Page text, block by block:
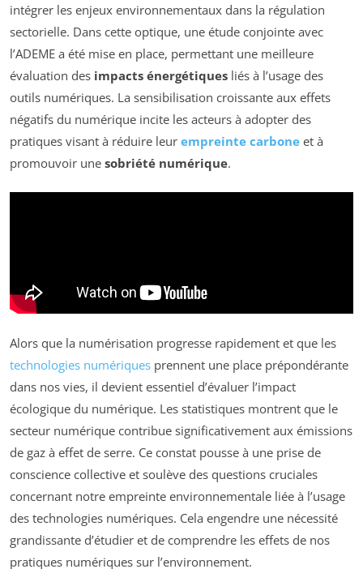
intégrer les enjeux environnementaux dans la régulation
sectorielle. Dans cette optique, une étude conjointe avec
l’ADEME a été mise en place, permettant une meilleure
évaluation des impacts énergétiques liés à l’usage des
outils numériques. La sensibilisation croissante aux effets
négatifs du numérique incite les acteurs à adopter des
pratiques visant à réduire leur empreinte carbone et à
promouvoir une sobriété numérique.
Alors que la numérisation progresse rapidement et que les
technologies numériques prennent une place prépondérante
dans nos vies, il devient essentiel d’évaluer l’impact
écologique du numérique. Les statistiques montrent que le
secteur numérique contribue significativement aux émissions
de gaz à effet de serre. Ce constat pousse à une prise de
conscience collective et soulève des questions cruciales
concernant notre empreinte environnementale liée à l’usage
des technologies numériques. Cela engendre une nécessité
grandissante d’étudier et de comprendre les effets de nos
pratiques numériques sur l’environnement.